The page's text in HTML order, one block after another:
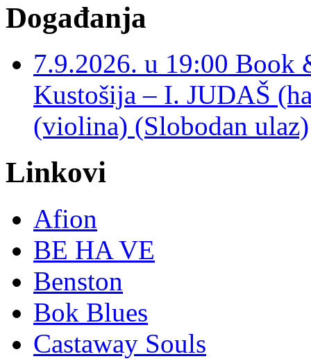
Događanja
7.9.2026. u 19:00 Book
Kustošija – I. JUDAŠ
(violina) (Slobodan ulaz)
Linkovi
Afion
BE HA VE
Benston
Bok Blues
Castaway Souls